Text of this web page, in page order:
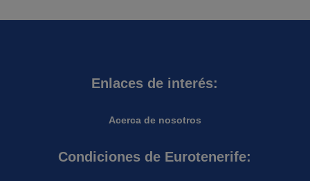
Enlaces de interés:
Acerca de nosotros
Condiciones de Eurotenerife: